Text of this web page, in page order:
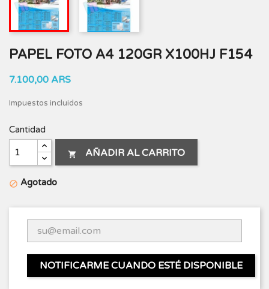
PAPEL FOTO A4 120GR X100HJ F154
7.100,00 ARS
Impuestos incluidos
Cantidad
 AÑADIR AL CARRITO
 Agotado
NOTIFICARME CUANDO ESTÉ DISPONIBLE